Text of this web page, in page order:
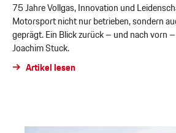
75 Jahre Vollgas, Innovation und
Motorsport nicht nur betrieben, sondern
geprägt. Ein Blick zurück – und nach vorn
Joachim Stuck.
Artikel lesen